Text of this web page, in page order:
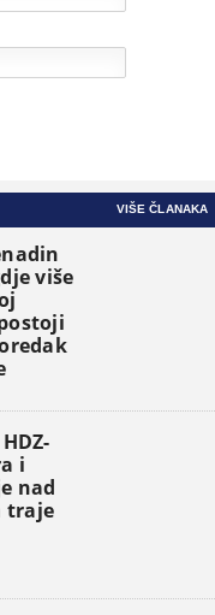
VIŠE ČLANAKA
više
i
nad
traje